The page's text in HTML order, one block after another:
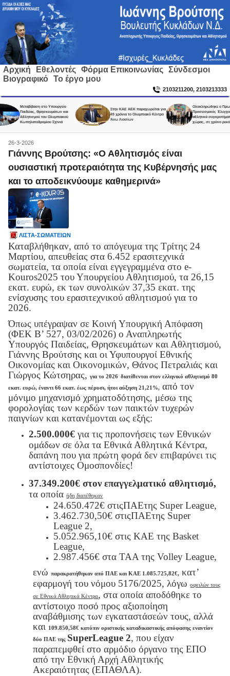
Αρχική Εθελοντές Φόρμα Επικοινωνίας Σύνδεσμοι
Βιογραφικό Το έργο μου
2103211200, 2103213333
Μεταβίβαση στο Υπουργείο
Παιδείας, Θρησκευμάτων και
Αθλητισμού του Ολυμπιακού
Κωπηλατοδρομίου Σχινιά
Στην ΚΑΕ ΑΕΚ παραχωρείται για
49 χρόνια το Ολυμπιακό Κέντρο
Άνω Λιοσίων
Ολοκληρώθηκε ο Πρωτοβάθμιος
Προσεισμικός Έλεγχος σε 2.500
αθλητικά συγκροτήματα της
χώρας, σε χρόνο ρεκόρ!
26-3-2026
Γιάννης Βρούτσης: «Ο Αθλητισμός είναι
ουσιαστική προτεραιότητα της Κυβέρνησής μας
και το αποδεικνύουμε καθημερινά»
ΛΙΣΤΑ-ΣΩΜΑΤΕΙΩΝ
Καταβλήθηκαν, από το απόγευμα της Τρίτης 24
Μαρτίου, απευθείας στα 6.452 ερασιτεχνικά
σωματεία, τα οποία είναι εγγεγραμμένα στοe-
Kouros2025 του Υπουργείου Αθλητισμού, τα 26,15
εκατ. ευρώ, εκ των συνολικών 37,35 εκατ. της
ενίσχυσης του ερασιτεχνικού αθλητισμού για το
2026.
Όπως υπέγραψαν σε Κοινή Υπουργική Απόφαση
(ΦΕΚ Β’ 527, 03/02/2026) ο Αναπληρωτής
Υπουργός Παιδείας, Θρησκευμάτων και Αθλητισμού,
Γιάννης Βρούτσης και οι Υφυπουργοί Εθνικής
Οικονομίας και Οικονομικών, Θάνος Πετραλιάς και
Γιώργος Κώτσηρας,για το 2026 διατίθενται στον ελληνικό αθλητισμό 80
εκατ. ευρώ, έναντι 66 εκατ. έως πέρυσι, ήτοι αύξηση 21,21%, από τον
μόνιμο μηχανισμό χρηματοδότησης, μέσω της
φορολογίας των κερδών των παικτών τυχερών
παιγνίων και κατανέμονται ως εξής:
2.500.000€ για τις προπονήσεις των Εθνικών
ομάδων σε όλα τα Εθνικά Αθλητικά Κέντρα,
δαπάνη που για πρώτη φορά δεν επιβαρύνει τις
αντίστοιχες Ομοσπονδίες!
37.349.200€ στον επαγγελματικό αθλητισμό,
τα οποίαήδη διατέθηκαν
24.650.472€στιςΠΑΕτης Super League,
3.462.730,50€στιςΠΑΕτης Super
League 2,
5.052.965,10€ στις ΚΑΕ τηςBasket
League,
2.987.456€ στα ΤΑΑ τηςVolley League,
ενώπαρακρατήθηκαν από ΠΑΕ και ΚΑΕ 1.085.725,82€, κατ’
εφαρμογή του νόμου 5176/2025, λόγωοφειλών τους
σε Εθνικά Αθλητικά Κέντρα, στα οποία αποδόθηκε το
αντίστοιχο ποσό προς αξιοποίηση
αναβάθμισης των εγκαταστάσεών τους, αλλά
και 109.850,58€ κατόπιν οριστικής καταδικαστικής απόφασης εναντίον
δύο ΠΑΕ της SuperLeague 2, που είχαν
παραπεμφθεί στο αρμόδιο όργανο της ΕΠΟ
από την Εθνική Αρχή Αθλητικής
Ακεραιότητας (ΕΠΑΘΛΑ).